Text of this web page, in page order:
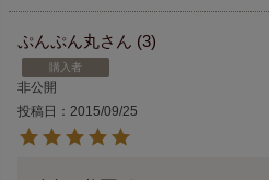
ぷんぷん丸 3
購入者
非公開
投稿日
2015/09/25